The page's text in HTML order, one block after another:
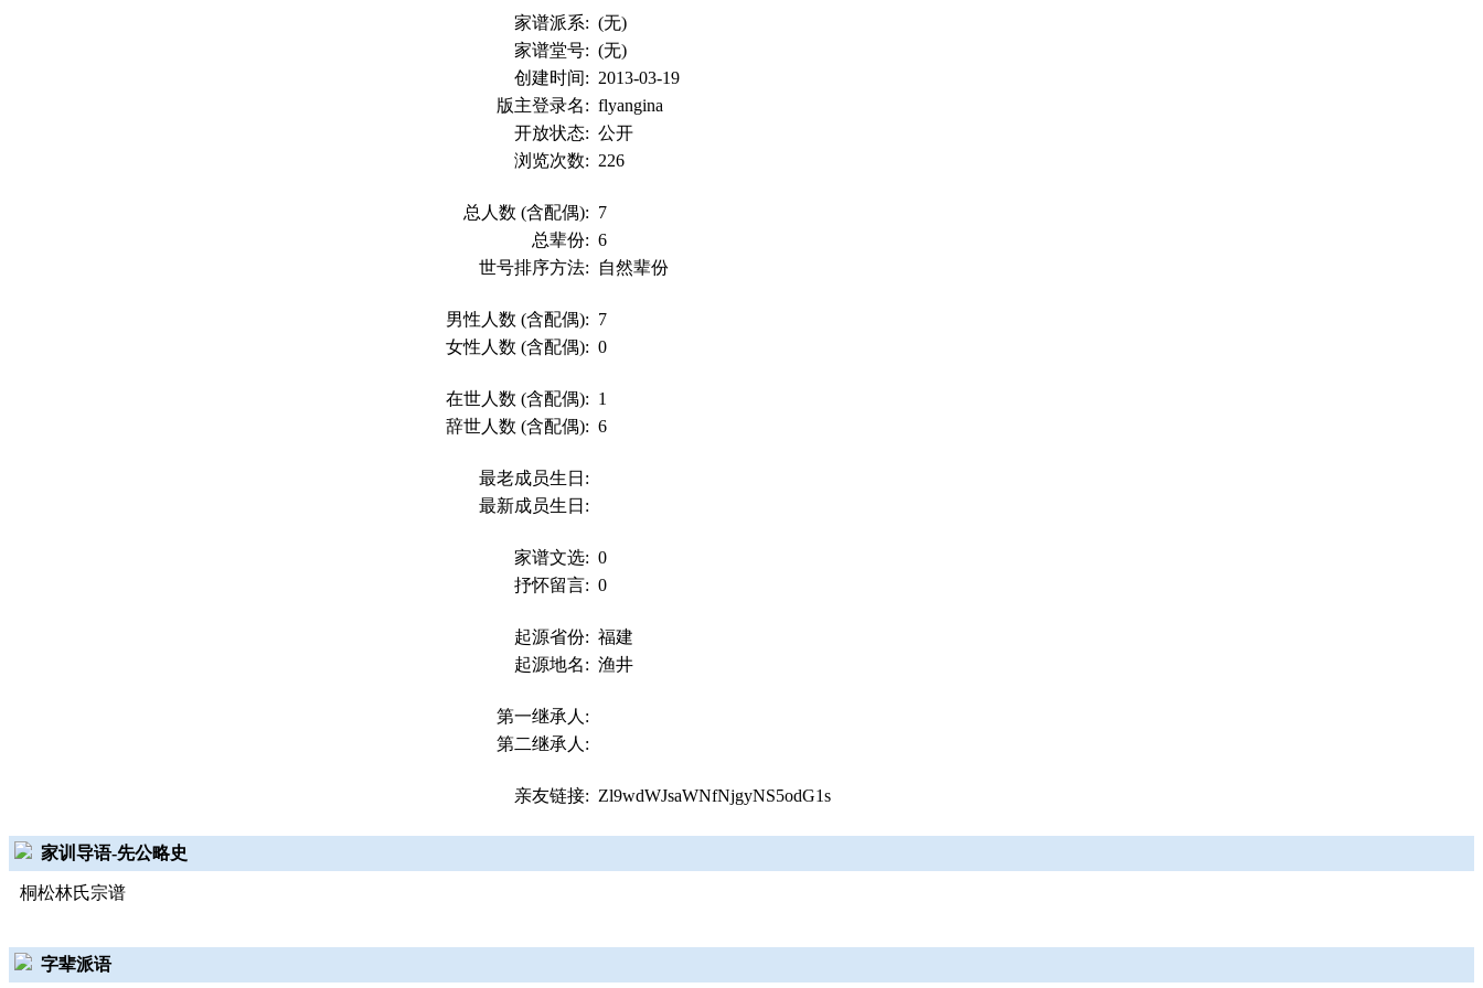
家谱派系: (无)
家谱堂号: (无)
创建时间: 2013-03-19
版主登录名: flyangina
开放状态: 公开
浏览次数: 226
总人数 (含配偶): 7
总辈份: 6
世号排序方法:
自然辈份
男性人数 (含配偶): 7
女性人数 (含配偶): 0
在世人数 (含配偶): 1
辞世人数 (含配偶): 6
最老成员生日:
最新成员生日:
家谱文选: 0
抒怀留言: 0
起源省份: 福建
起源地名: 渔井
第一继承人:
第二继承人:
亲友链接: Zl9wdWJsaWNfNjgyNS5odG1s
家训导语-先公略史
桐松林氏宗谱
字辈派语